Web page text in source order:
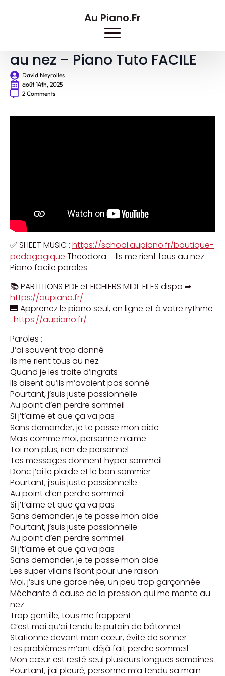
Au Piano.Fr
Theodora – Ils me rient tous
au nez – Piano Tuto FACILE
David Neyrolles
août 14th, 2025
2 Comments
✅ SHEET MUSIC : https://school.aupiano.fr/boutique-
pedagogique Theodora – Ils me rient tous au nez
Piano facile paroles
📚 PARTITIONS PDF et FICHIERS MIDI-FILES dispo ➦
https://aupiano.fr/
🎹 Apprenez le piano seul, en ligne et à votre rythme
: https://aupiano.fr/
Paroles :
J’ai souvent trop donné
Ils me rient tous au nez
Quand je les traite d’ingrats
Ils disent qu’ils m’avaient pas sonné
Pourtant, j’suis juste passionnelle
Au point d’en perdre sommeil
Si j’t’aime et que ça va pas
Sans demander, je te passe mon aide
Mais comme moi, personne n’aime
Toi non plus, rien de personnel
Tes messages donnent hyper sommeil
Donc j’ai le plaide et le bon sommier
Pourtant, j’suis juste passionnelle
Au point d’en perdre sommeil
Si j’t’aime et que ça va pas
Sans demander, je te passe mon aide
Pourtant, j’suis juste passionnelle
Au point d’en perdre sommeil
Si j’t’aime et que ça va pas
Sans demander, je te passe mon aide
Les super vilains l’sont pour une raison
Moi, j’suis une garce née, un peu trop garçonnée
Méchante à cause de la pression qui me monte au
nez
Trop gentille, tous me frappent
C’est moi qu’ai tendu le putain de bâtonnet
Stationne devant mon cœur, évite de sonner
Les problèmes m’ont déjà fait perdre sommeil
Mon cœur est resté seul plusieurs longues semaines
Pourtant, j’ai pleuré, personne m’a tendu sa main